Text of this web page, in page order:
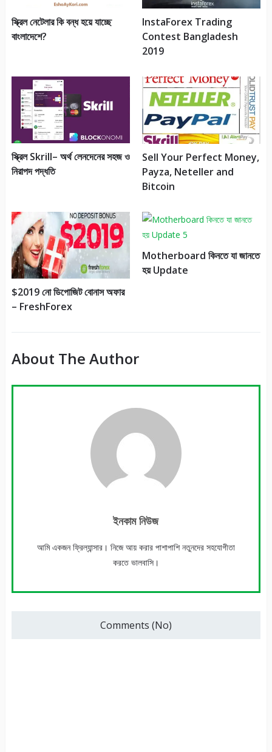
স্ক্রিল নেটেলার কি বন্ধ হয়ে যাচ্ছে
বাংলাদেশে?
InstaForex Trading
Contest Bangladesh
2019
স্ক্রিল Skrill– অর্থ লেনদেনের সহজ ও
নিরাপদ পদ্ধতি
Sell Your Perfect Money,
Payza, Neteller and
Bitcoin
$2019 নো ডিপোজিট বোনাস অফার
– FreshForex
Motherboard কিনতে যা জানতে
হয় Update
About The Author
ইনকাম নিউজ
আমি একজন ফ্রিল্যান্সার। নিজে আয় করার পাশাপাশি নতুনদের সহযোগীতা
করতে ভালবাসি।
Comments (No)